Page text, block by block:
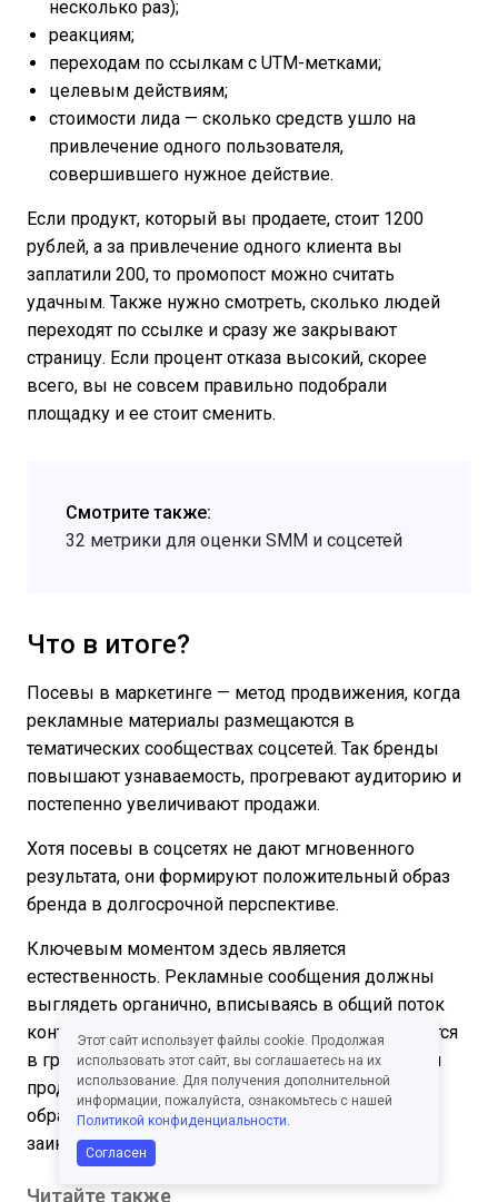
несколько раз);
реакциям;
переходам по ссылкам с UTM-метками;
целевым действиям;
стоимости лида — сколько средств ушло на
привлечение одного пользователя,
совершившего нужное действие.
Если продукт, который вы продаете, стоит 1200
рублей, а за привлечение одного клиента вы
заплатили 200, то промопост можно считать
удачным. Также нужно смотреть, сколько людей
переходят по ссылке и сразу же закрывают
страницу. Если процент отказа высокий, скорее
всего, вы не совсем правильно подобрали
площадку и ее стоит сменить.
Смотрите также:
32 метрики для оценки SMM и соцсетей
Что в итоге?
Посевы в маркетинге — метод продвижения, когда
рекламные материалы размещаются в
тематических сообществах соцсетей. Так бренды
повышают узнаваемость, прогревают аудиторию и
постепенно увеличивают продажи.
Хотя посевы в соцсетях не дают мгновенного
результата, они формируют положительный образ
бренда в долгосрочной перспективе.
Ключевым моментом здесь является
естественность. Рекламные сообщения должны
выглядеть органично, вписываясь в общий поток
контента сообщества. Размещение осуществляется
в группах, напрямую связанных с продвигаемым
продуктом или услугой. Таким образом, вы
обращаетесь к людям, уже изначально
заинтересованным в вашей сфере.
Читайте также
Этот сайт использует файлы cookie. Продолжая
использовать этот сайт, вы соглашаетесь на их
использование. Для получения дополнительной
информации, пожалуйста, ознакомьтесь с нашей
Политикой конфиденциальности.
Согласен